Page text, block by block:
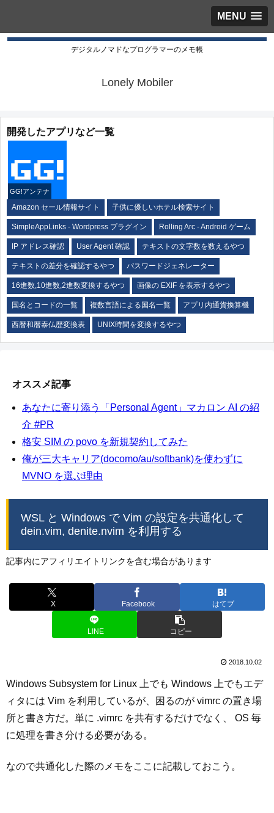
MENU
デジタルノマドなプログラマーのメモ帳
Lonely Mobiler
開発したアプリなど一覧
GG!アンテナ
Amazon セール情報サイト 子供に優しいホテル検索サイト
SimpleAppLinks - Wordpress プラグイン Rolling Arc - Android ゲーム
IP アドレス確認 User Agent 確認 テキストの文字数を数えるやつ
テキストの差分を確認するやつ パスワードジェネレーター
16進数,10進数,2進数変換するやつ 画像の EXIF を表示するやつ
国名とコードの一覧 複数言語による国名一覧 アプリ内通貨換算機
西暦和暦泰仏歴変換表 UNIX時間を変換するやつ
オススメ記事
あなたに寄り添う「Personal Agent」マカロン AI の紹
介 #PR
格安 SIM の povo を新規契約してみた
俺が三大キャリア(docomo/au/softbank)を使わずに
MVNO を選ぶ理由
WSL と Windows で Vim の設定を共通化して
dein.vim, denite.nvim を利用する
記事内にアフィリエイトリンクを含む場合があります
X Facebook はてブ
LINE コピー
2018.10.02
Windows Subsystem for Linux 上でも Windows 上でもエデ
ィタには Vim を利用しているが、困るのが vimrc の置き場
所と書き方だ。単に .vimrc を共有するだけでなく、 OS 毎
に処理を書き分ける必要がある。
なので共通化した際のメモをここに記載しておこう。